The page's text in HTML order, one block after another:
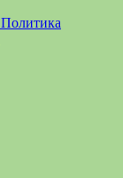
Политика